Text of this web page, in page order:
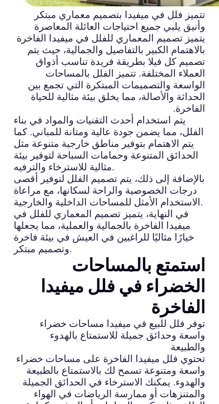
تتميز فلل في ميفيدا بتصميم معماري مبتكر
وأنيق يلبي جميع احتياجات العائلة المعاصرة
يتميز تصميم المعماري للفلل في ميفيدا الفاخرة
بالاهتمام الكبير بالتفاصيل والجمالية، حيث يتم
تصميم كل فيلا بطريقة فريدة تناسب أذواق
العملاء المختلفة. تتميز الفلل بالمساحات
الواسعة والتصميمات المبتكرة التي تجمع بين
الحداثة والأصالة، مما يخلق بيئة مثالية للحياة
الفاخرة.
يتم استخدام أحدث التقنيات والمواد في بناء
الفلل، مما يضمن جودة عالية ومتانة للمباني. كما
يتم الاهتمام بتوفير مناطق خارجية متنوعة مثل
الحدائق المتنوعة وحمامات السباحة لتوفير بيئة
مثالية للاسترخاء والترفيه.
بالإضافة إلى ذلك، يتم تصميم الفلل لتوفير أقصى
درجات الخصوصية والراحة لسكانها، مع مراعاة
الاستخدام الأمثل للمساحات الداخلية والخارجية.
في النهاية، يتميز تصميم المعماري للفلل في
ميفيدا الفاخرة بالجمالية والعملية، مما يجعلها
خيارًا مثاليًا للراغبين في العيش في بيئة فاخرة
وتصميم مبتكر.
استمتع بالمساحات
الخضراء في فلل ميفيدا
الفاخرة
توفر فلل للبيع في ميفيدا مساحات خضراء
واسعة وحدائق جميلة للاستمتاع بالهدوء
والطبيعة
تحتوي فلل ميفيدا الفاخرة على مساحات خضراء
واسعة ومتنوعة تسمح لك بالاستمتاع بالطبيعة
والهدوء. يمكنك الاسترخاء في الحدائق الجميلة
والمتنزهات أو ممارسة الرياضات في الهواء